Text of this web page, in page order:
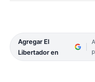
Agregar El
Libertador en